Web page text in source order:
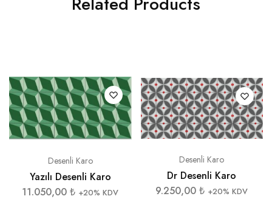
Desenli Karo
Yazılı Desenli Karo
11.050,00₺ +20% KDV
Desenli Karo
Dr Desenli Karo
9.250,00₺ +20% KDV